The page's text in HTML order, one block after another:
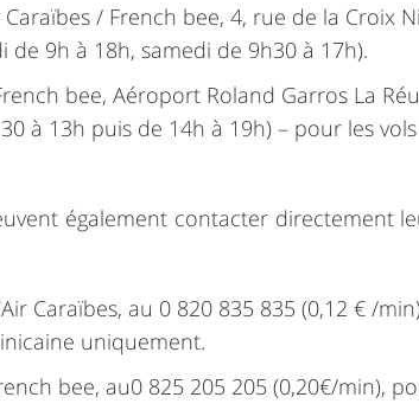
Caraïbes / French bee, 4, rue de la Croix
de 9h à 18h, samedi de 9h30 à 17h).
bee, Aéroport Roland Garros La
à 13h puis de 14h à 19h) – pour les
également contacter directement
Caraïbes, au 0 820 835 835 (0,12 € /
uniquement.
bee, au0 825 205 205 (0,20€/min),